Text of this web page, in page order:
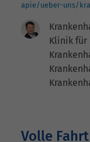
apie/ueber-uns/
Klinik für
Volle